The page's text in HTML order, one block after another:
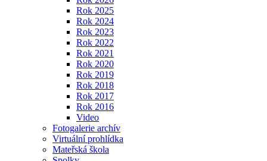
Rok 2025
Rok 2024
Rok 2023
Rok 2022
Rok 2021
Rok 2020
Rok 2019
Rok 2018
Rok 2017
Rok 2016
Video
Fotogalerie archív
Virtuální prohlídka
Mateřská škola